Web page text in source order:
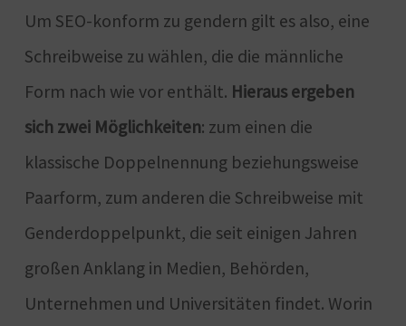
Um SEO-konform zu gendern gilt es also, eine
Schreibweise zu wählen, die die männliche
Form nach wie vor enthält. Hieraus ergeben
sich zwei Möglichkeiten: zum einen die
klassische Doppelnennung beziehungsweise
Paarform, zum anderen die Schreibweise mit
Genderdoppelpunkt, die seit einigen Jahren
großen Anklang in Medien, Behörden,
Unternehmen und Universitäten findet. Worin